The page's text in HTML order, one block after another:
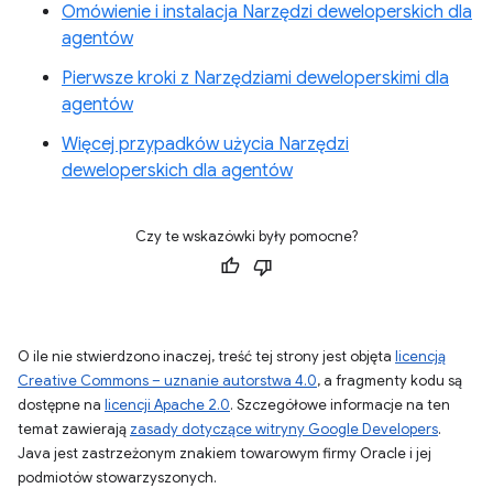
Omówienie i instalacja Narzędzi deweloperskich dla
agentów
Pierwsze kroki z Narzędziami deweloperskimi dla
agentów
Więcej przypadków użycia Narzędzi
deweloperskich dla agentów
Czy te wskazówki były pomocne?
O ile nie stwierdzono inaczej, treść tej strony jest objęta licencją
Creative Commons – uznanie autorstwa 4.0, a fragmenty kodu są
dostępne na licencji Apache 2.0. Szczegółowe informacje na ten
temat zawierają zasady dotyczące witryny Google Developers.
Java jest zastrzeżonym znakiem towarowym firmy Oracle i jej
podmiotów stowarzyszonych.